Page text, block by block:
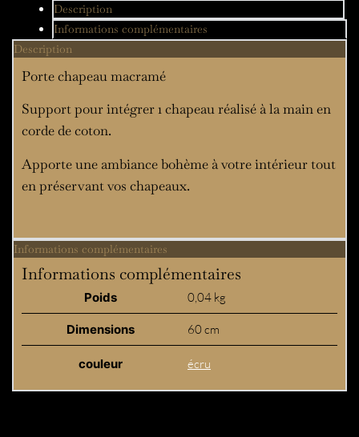
Description
Informations complémentaires
Description
Porte chapeau macramé
Support pour intégrer 1 chapeau réalisé à la main en
corde de coton.
Apporte une ambiance bohème à votre intérieur tout
en préservant vos chapeaux.
Informations complémentaires
Informations complémentaires
Poids 0,04 kg
Dimensions 60 cm
couleur écru